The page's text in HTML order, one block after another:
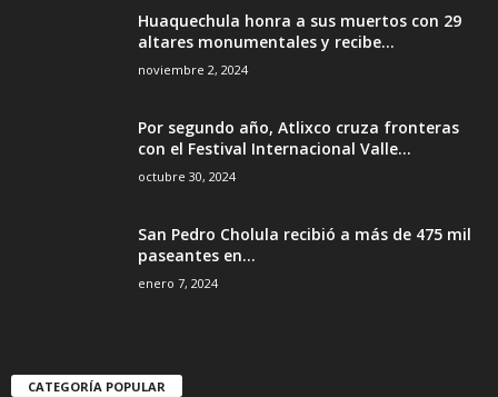
Huaquechula honra a sus muertos con 29
altares monumentales y recibe...
noviembre 2, 2024
Por segundo año, Atlixco cruza fronteras
con el Festival Internacional Valle...
octubre 30, 2024
San Pedro Cholula recibió a más de 475 mil
paseantes en...
enero 7, 2024
CATEGORÍA POPULAR